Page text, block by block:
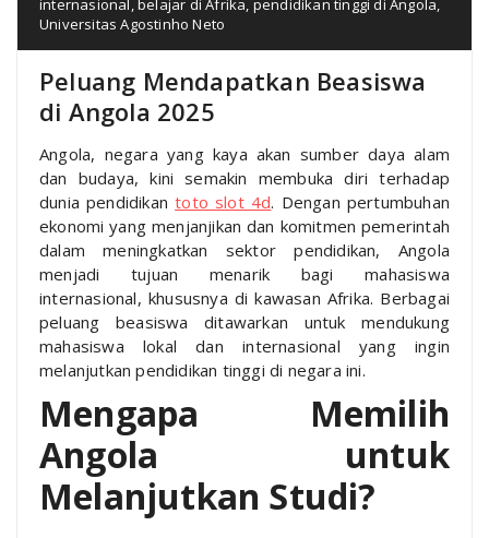
internasional,belajar di Afrika, pendidikan tinggi di Angola,
Universitas Agostinho Neto
Peluang Mendapatkan Beasiswa
di Angola 2025
Angola, negara yang kaya akan sumber daya alam
dan budaya, kini semakin membuka diri terhadap
dunia pendidikantoto slot 4d. Dengan pertumbuhan
ekonomi yang menjanjikan dan komitmen pemerintah
dalam meningkatkan sektor pendidikan, Angola
menjadi tujuan menarik bagi mahasiswa
internasional, khususnya di kawasan Afrika. Berbagai
peluang beasiswa ditawarkan untuk mendukung
mahasiswa lokal dan internasional yang ingin
melanjutkan pendidikan tinggi di negara ini.
Mengapa Memilih
Angola untuk
Melanjutkan Studi?